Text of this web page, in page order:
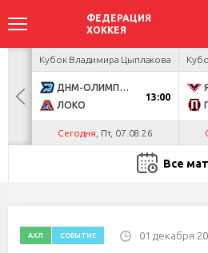
Кубок Владимира Цыплакова
ДНМ-ОЛИМПИК
ЛОКО
13:00
Сегодня , Пт, 07.08.26
Все
АХЛ СОБЫТИЕ 01 декабря